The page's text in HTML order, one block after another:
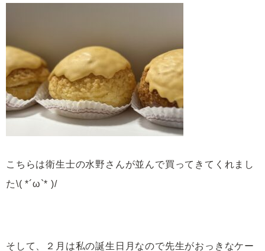
こちらは衛生士の水野さんが並んで買ってきてくれまし
た\( *´ω`* )/
そして、２月は私の誕生日月なので先生がおっきなケー